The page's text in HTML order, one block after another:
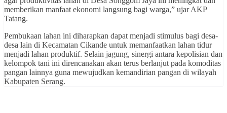
memberikan manfaat ekonomi langsung bagi warga,” ujar AKP
Tatang.
Pembukaan lahan ini diharapkan dapat menjadi stimulus bagi desa-
desa lain di Kecamatan Cikande untuk memanfaatkan lahan tidur
menjadi lahan produktif. Selain jagung, sinergi antara kepolisian dan
kelompok tani ini direncanakan akan terus berlanjut pada komoditas
pangan lainnya guna mewujudkan kemandirian pangan di wilayah
Kabupaten Serang.